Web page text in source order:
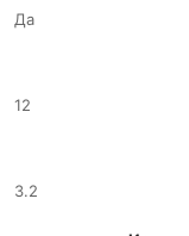
Да
12
3.2